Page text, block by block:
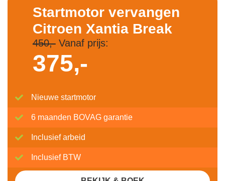
Startmotor vervangen
Citroen Xantia Break
450,-Vanaf prijs:
375,-
Nieuwe startmotor
6 maanden BOVAG garantie
Inclusief arbeid
Inclusief BTW